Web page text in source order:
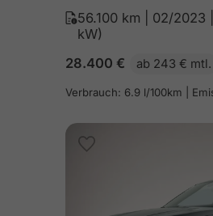
56.100 km | 02/2023
kW)
28.400 € ab 243 € mtl.
Verbrauch: 6.9 l/100km |